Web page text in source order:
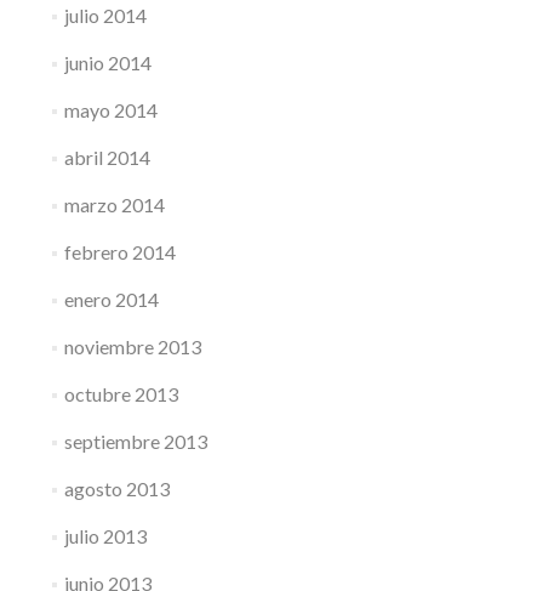
julio 2014
junio 2014
mayo 2014
abril 2014
marzo 2014
febrero 2014
enero 2014
noviembre 2013
octubre 2013
septiembre 2013
agosto 2013
julio 2013
junio 2013